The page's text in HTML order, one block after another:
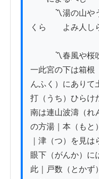
〽湯の山やう
くら　　よみ人し
〽春風や桜吹
一此宮の下は箱根
んふく）にありて
打（うち）ひらけ
南は連山波濤（れ
の方湯｜本（もと
｜津（つ）を見は
眼下（がんか）に
此｜戸数（とかず